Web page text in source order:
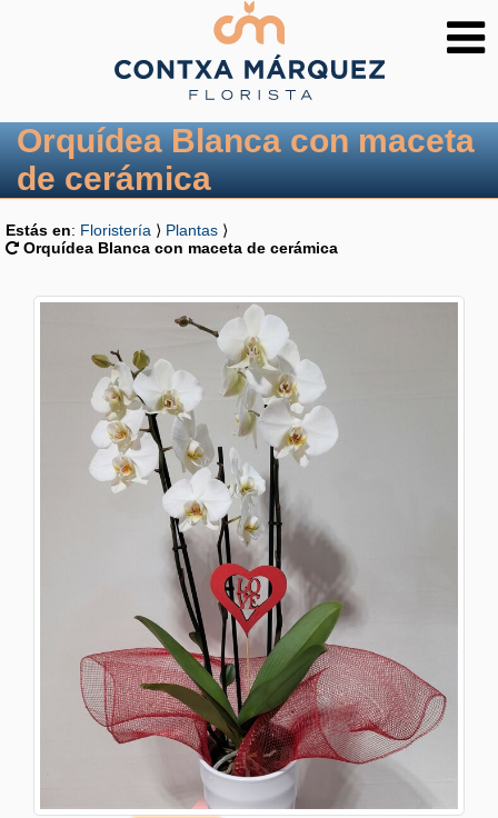
Orquídea Blanca con maceta
de cerámica
Estás en: Floristería ⟩ Plantas ⟩
Orquídea Blanca con maceta de cerámica